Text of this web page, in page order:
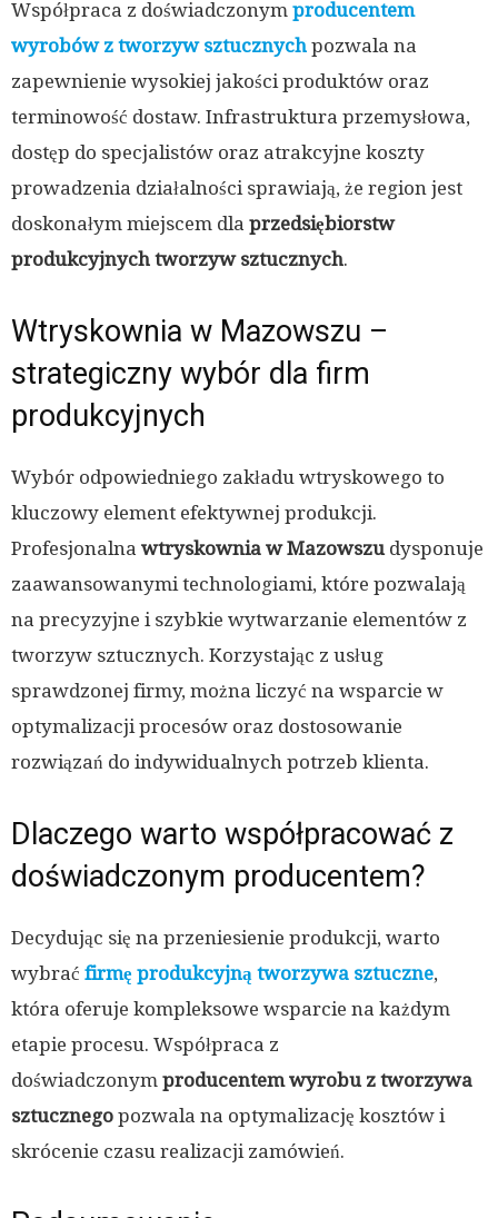
Współpraca z doświadczonym producentem
wyrobów z tworzyw sztucznych pozwala na
zapewnienie wysokiej jakości produktów oraz
terminowość dostaw. Infrastruktura przemysłowa,
dostęp do specjalistów oraz atrakcyjne koszty
prowadzenia działalności sprawiają, że region jest
doskonałym miejscem dla przedsiębiorstw
produkcyjnych tworzyw sztucznych.
Wtryskownia w Mazowszu –
strategiczny wybór dla firm
produkcyjnych
Wybór odpowiedniego zakładu wtryskowego to
kluczowy element efektywnej produkcji.
Profesjonalna wtryskownia w Mazowszu dysponuje
zaawansowanymi technologiami, które pozwalają
na precyzyjne i szybkie wytwarzanie elementów z
tworzyw sztucznych. Korzystając z usług
sprawdzonej firmy, można liczyć na wsparcie w
optymalizacji procesów oraz dostosowanie
rozwiązań do indywidualnych potrzeb klienta.
Dlaczego warto współpracować z
doświadczonym producentem?
Decydując się na przeniesienie produkcji, warto
wybrać firmę produkcyjną tworzywa sztuczne,
która oferuje kompleksowe wsparcie na każdym
etapie procesu. Współpraca z
doświadczonym producentem wyrobu z tworzywa
sztucznego pozwala na optymalizację kosztów i
skrócenie czasu realizacji zamówień.